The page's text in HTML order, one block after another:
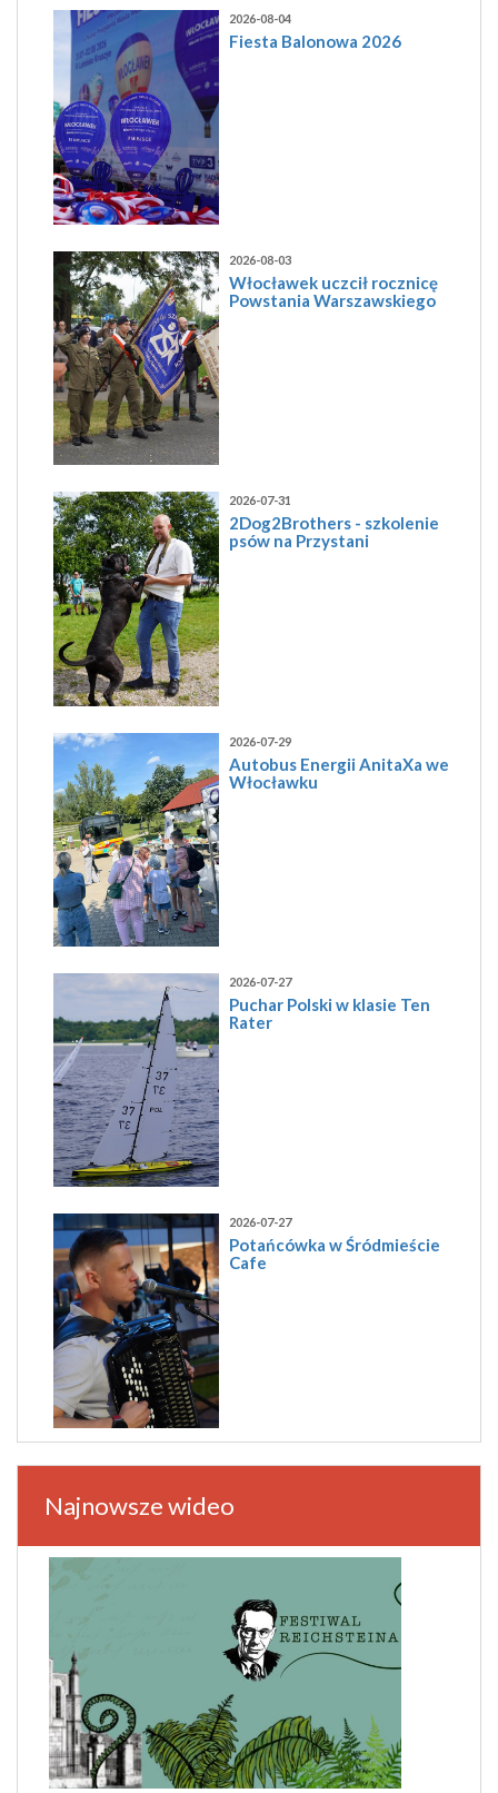
2026-08-04
Fiesta Balonowa 2026
2026-08-03
Włocławek uczcił rocznicę
Powstania Warszawskiego
2026-07-31
2Dog2Brothers - szkolenie
psów na Przystani
2026-07-29
Autobus Energii AnitaXa we
Włocławku
2026-07-27
Puchar Polski w klasie Ten
Rater
2026-07-27
Potańcówka w Śródmieście
Cafe
Najnowsze wideo